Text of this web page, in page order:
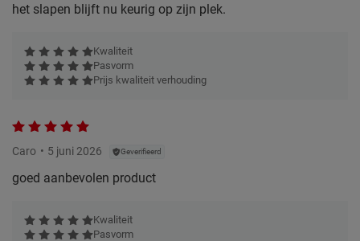
het slapen blijft nu keurig op zijn plek.
Kwaliteit
Pasvorm
Prijs kwaliteit verhouding
Caro 5 juni 2026 Geverifieerd
goed aanbevolen product
Kwaliteit
Pasvorm